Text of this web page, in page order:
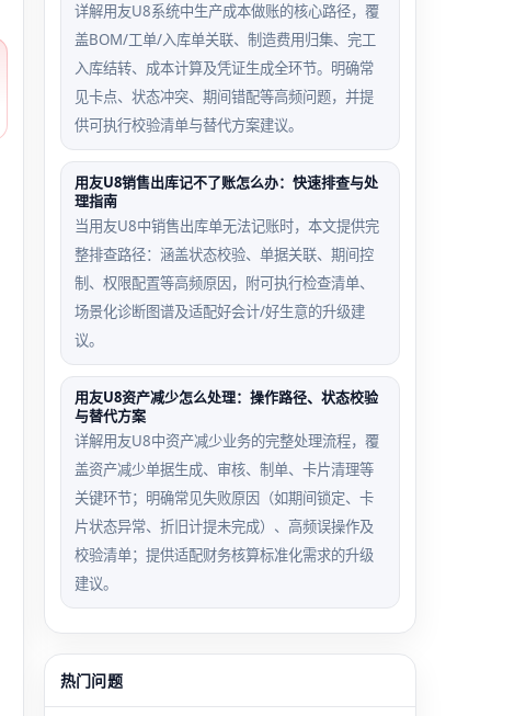
详解用友U8系统中生产成本做账的核心路径，覆
盖BOM/工单/入库单关联、制造费用归集、完工
入库结转、成本计算及凭证生成全环节。明确常
见卡点、状态冲突、期间错配等高频问题，并提
供可执行校验清单与替代方案建议。
用友U8销售出库记不了账怎么办：快速排查与处
理指南
当用友U8中销售出库单无法记账时，本文提供完
整排查路径：涵盖状态校验、单据关联、期间控
制、权限配置等高频原因，附可执行检查清单、
场景化诊断图谱及适配好会计/好生意的升级建
议。
用友U8资产减少怎么处理：操作路径、状态校验
与替代方案
详解用友U8中资产减少业务的完整处理流程，覆
盖资产减少单据生成、审核、制单、卡片清理等
关键环节；明确常见失败原因（如期间锁定、卡
片状态异常、折旧计提未完成）、高频误操作及
校验清单；提供适配财务核算标准化需求的升级
建议。
热门问题